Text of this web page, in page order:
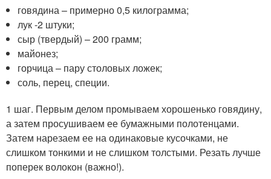
говядина – примерно 0,5 килограмма;
лук -2 штуки;
сыр (твердый) – 200 грамм;
майонез;
горчица – пару столовых ложек;
соль, перец, специи.
1 шаг. Первым делом промываем хорошенько говядину,
а затем просушиваем ее бумажными полотенцами.
Затем нарезаем ее на одинаковые кусочками, не
слишком тонкими и не слишком толстыми. Резать лучше
поперек волокон (важно!).